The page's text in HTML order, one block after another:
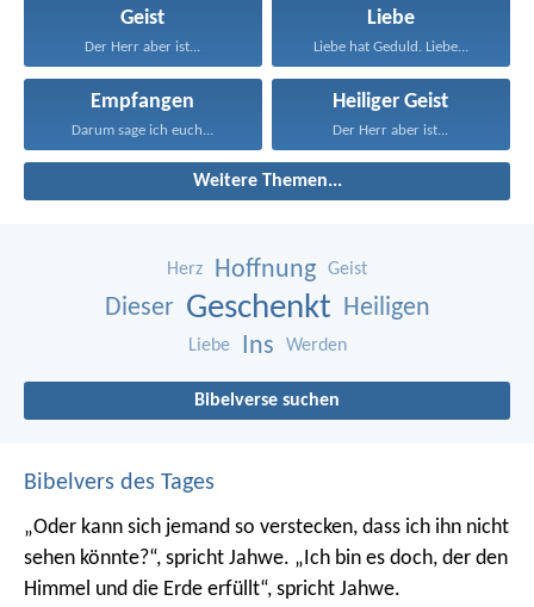
Geist
Der Herr aber ist...
Liebe
Liebe hat Geduld. Liebe...
Empfangen
Darum sage ich euch...
Heiliger Geist
Der Herr aber ist...
Weitere Themen...
Herz Hoffnung Geist
Dieser Geschenkt Heiligen
Liebe Ins Werden
Bibelverse suchen
Bibelvers des Tages
„Oder kann sich jemand so verstecken, dass ich ihn nicht
sehen könnte?“, spricht Jahwe. „Ich bin es doch, der den
Himmel und die Erde erfüllt“, spricht Jahwe.